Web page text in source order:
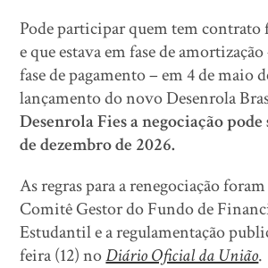
Pode participar quem tem contrato
e que estava em fase de
fase de pagamento – em 4 de maio
lançamento do novo Desenrola
Desenrola Fies a negociação
de dezembro de 2026.
As regras para a renegociação
Comitê Gestor do Fundo de
Estudantil e a regulamentação
feira (12) noDiário Oficial da União.